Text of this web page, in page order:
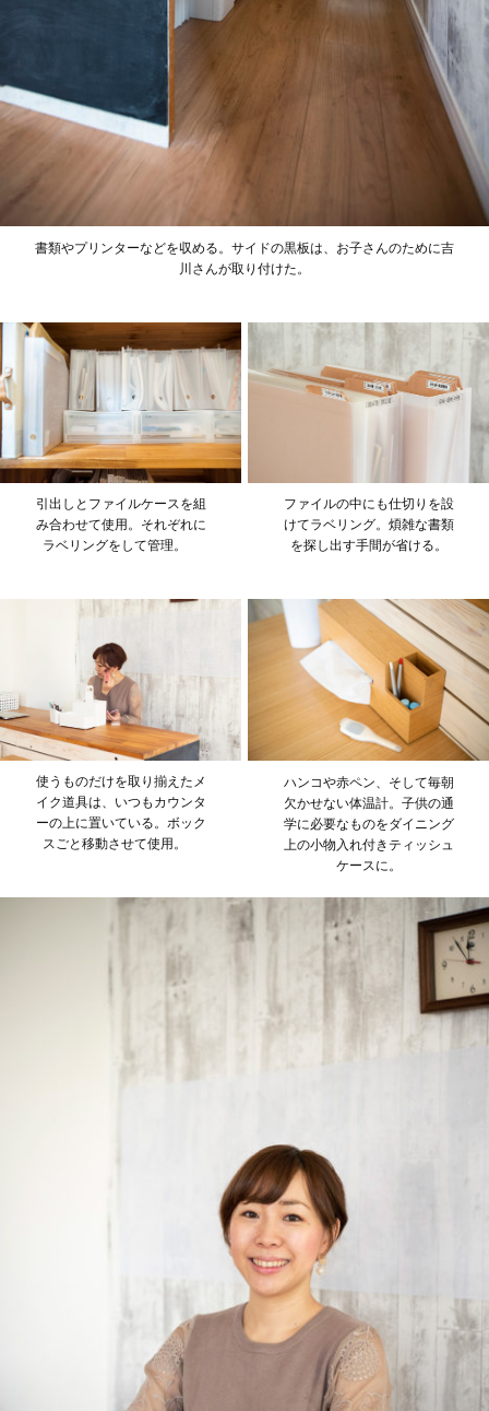
書類やプリンターなどを収める。サイドの黒板は、お子さんのために吉
川さんが取り付けた。
引出しとファイルケースを組
み合わせて使用。それぞれに
ラベリングをして管理。
ファイルの中にも仕切りを設
けてラベリング。煩雑な書類
を探し出す手間が省ける。
使うものだけを取り揃えたメ
イク道具は、いつもカウンタ
ーの上に置いている。ボック
スごと移動させて使用。
ハンコや赤ペン、そして毎朝
欠かせない体温計。子供の通
学に必要なものをダイニング
上の小物入れ付きティッシュ
ケースに。